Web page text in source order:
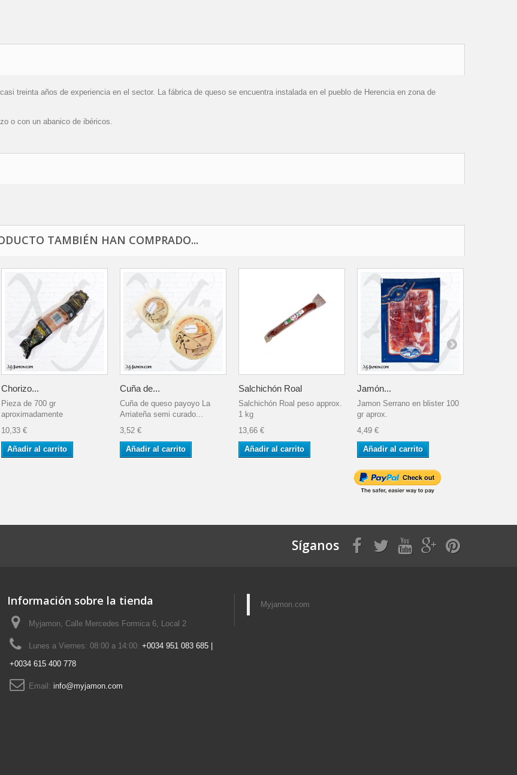
treinta años de experiencia en el sector. La fábrica de queso se encuentra instalada en el pueblo de Herencia en zona de
o con un abanico de ibéricos.
TAMBIÉN HAN COMPRADO...
Chorizo...
Pieza de 700 gr
aproximadamente
10,33 €
Añadir al carrito
Cuña de...
Cuña de queso payoyo La
Arriateña semi curado...
3,52 €
Añadir al carrito
Salchichón Roal
Salchichón Roal peso approx.
1 kg
13,66 €
Añadir al carrito
Jamón...
Jamon Serrano en blister 100
gr aprox.
4,49 €
Añadir al carrito
Síganos
Información sobre la tienda
Myjamon, Calle Mercedes Formica 6, Local 2
Lunes a Viernes: 08:00 a 14:00: +0034 951 083 685 |
+0034 615 400 778
Email: info@myjamon.com
Myjamon.com